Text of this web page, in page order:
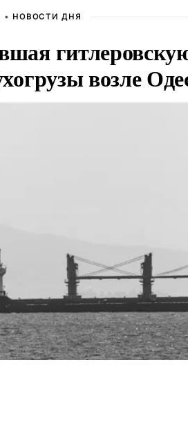
• НОВОСТИ ДНЯ
возле